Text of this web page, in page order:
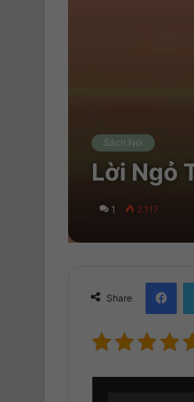
Sách Nói
Lời Ngỏ
1 2.117
Share